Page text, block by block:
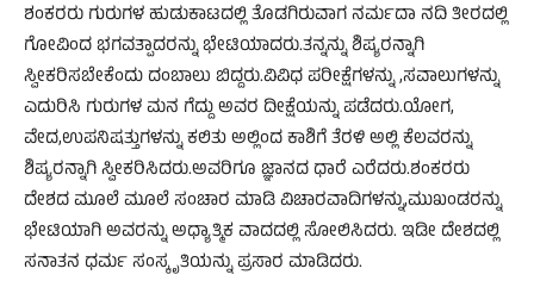
ಶಂಕರರು ಗುರುಗಳ ಹುಡುಕಾಟದಲ್ಲಿ ತೊಡಗಿರುವಾಗ ನರ್ಮದಾ ನದಿ ತೀರದಲ್ಲಿ
ಗೋವಿಂದ ಭಗವತ್ಪಾದರನ್ನು ಭೇಟಿಯಾದರು.ತನ್ನನ್ನು ಶಿಷ್ಯರನ್ನಾಗಿ
ಸ್ವೀಕರಿಸಬೇಕೆಂದು ದಂಬಾಲು ಬಿದ್ದರು.ವಿವಿಧ ಪರೀಕ್ಷೆಗಳನ್ನು ,ಸವಾಲುಗಳನ್ನು
ಎದುರಿಸಿ ಗುರುಗಳ ಮನ ಗೆದ್ದು ಅವರ ದೀಕ್ಷೆಯನ್ನು ಪಡೆದರು.ಯೋಗ,
ವೇದ,ಉಪನಿಷತ್ತುಗಳನ್ನು ಕಲಿತು ಅಲ್ಲಿಂದ ಕಾಶಿಗೆ ತೆರಳಿ ಅಲ್ಲಿ ಕೆಲವರನ್ನು
ಶಿಷ್ಯರನ್ನಾಗಿ ಸ್ವೀಕರಿಸಿದರು.ಅವರಿಗೂ ಜ್ಞಾನದ ಧಾರೆ ಎರೆದರು.ಶಂಕರರು
ದೇಶದ ಮೂಲೆ ಮೂಲೆ ಸಂಚಾರ ಮಾಡಿ ವಿಚಾರವಾದಿಗಳನ್ನು,ಮುಖಂಡರನ್ನು
ಭೇಟಿಯಾಗಿ ಅವರನ್ನು ಅಧ್ಯಾತ್ಮಿಕ ವಾದದಲ್ಲಿ ಸೋಲಿಸಿದರು. ಇಡೀ ದೇಶದಲ್ಲಿ
ಸನಾತನ ಧರ್ಮ ಸಂಸ್ಕೃತಿಯನ್ನು ಪ್ರಸಾರ ಮಾಡಿದರು.